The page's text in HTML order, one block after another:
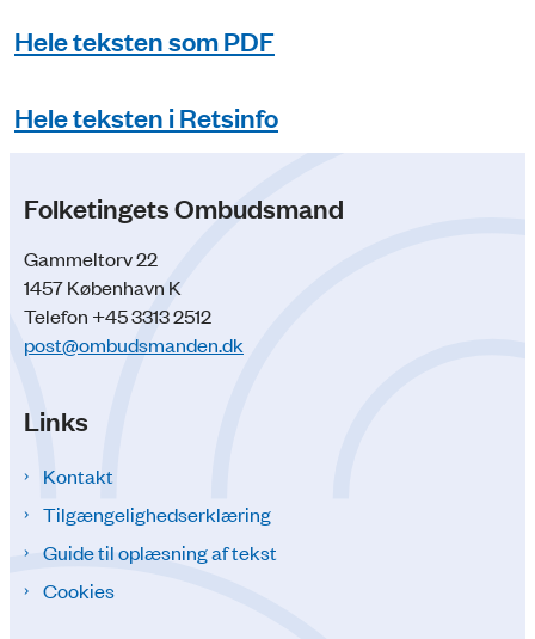
Hele teksten som PDF
Hele teksten i Retsinfo
Folketingets Ombudsmand
Gammeltorv 22
1457 København K
Telefon +45 3313 2512
post@ombudsmanden.dk
Links
Kontakt
Tilgængelighedserklæring
Guide til oplæsning af tekst
Cookies